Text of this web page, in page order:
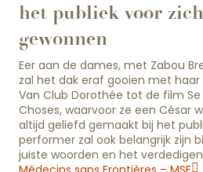
het publiek voor
gewonnen
Eer aan de dames, met Zabou
zal het dak eraf gooien met
Van Club Dorothée tot de film Se
Choses, waarvoor ze een César
altijd geliefd gemaakt bij het
performer zal ook belangrijk zijn
juiste woorden en het